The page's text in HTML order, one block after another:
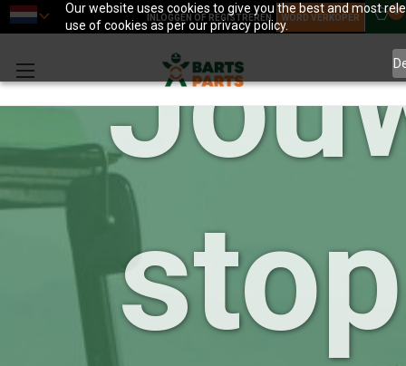
Our website uses cookies to give you the best and most
use of cookies as per our privacy policy.
INLOGGEN OF REGISTREREN WORD VERKOPER
0